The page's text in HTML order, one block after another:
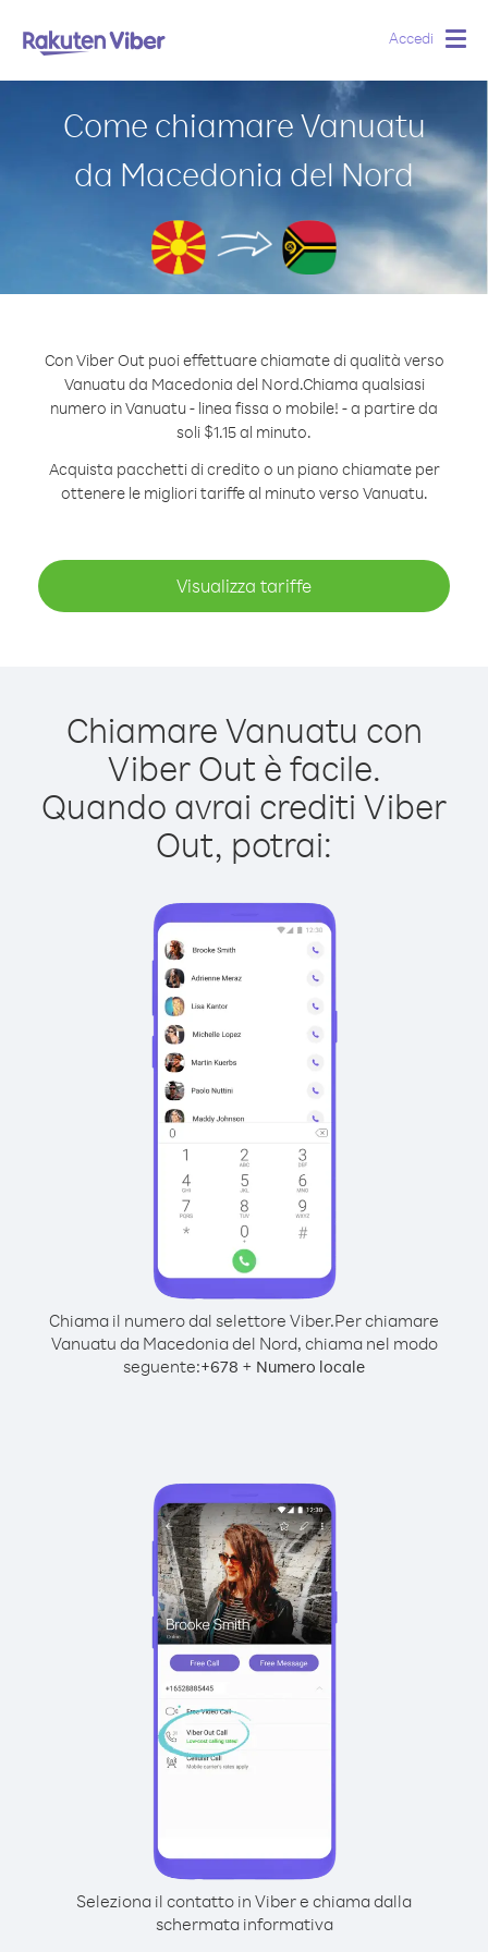
Accedi
Come chiamare Vanuatu
da Macedonia del Nord
Con Viber Out puoi effettuare chiamate di qualità verso
Vanuatu da Macedonia del Nord.Chiama qualsiasi
numero in Vanuatu - linea fissa o mobile! - a partire da
soli $1.15 al minuto.
Acquista pacchetti di credito o un piano chiamate per
ottenere le migliori tariffe al minuto verso Vanuatu.
Visualizza tariffe
Chiamare Vanuatu con
Viber Out è facile.
Quando avrai crediti Viber
Out, potrai:
Chiama il numero dal selettore Viber.Per chiamare
Vanuatu da Macedonia del Nord, chiama nel modo
seguente:+678 + Numero locale
Seleziona il contatto in Viber e chiama dalla
schermata informativa